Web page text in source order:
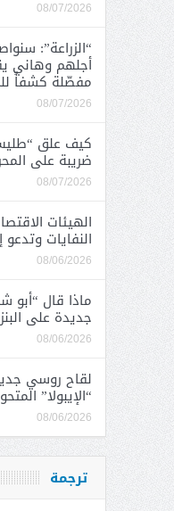
08/07/2026
“الزراعة”:
أجلهم وهاني
مفصّلة كشفاً
08/07/2026
كيف علق
ضريبة على
08/07/2026
الهيئات
النفايات
08/06/2026
ماذا قال “أبو
جديدة على
08/06/2026
لقاح روسي
“الإيبولا”
08/06/2026
ترجمة